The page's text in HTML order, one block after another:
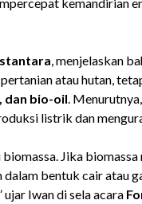
, menjelaskan
atau hutan,
dan bio-oil .
listrik dan
Jika
bentuk cair atau
Iwan di sela acara